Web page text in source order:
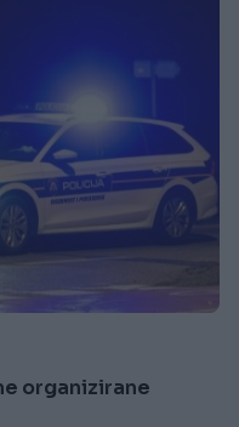
organizirane